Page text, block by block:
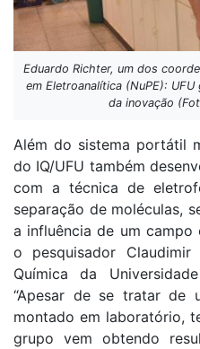
Eduardo Richter, um dos
em Eletroanalítica (NuPE):
da inovação
Além do sistema portátil
do IQ/UFU também
com a técnica de
separação de moléculas,
a influência de um
o pesquisador
Química da
“Apesar de se tratar de
montado em laboratório,
grupo vem obtendo